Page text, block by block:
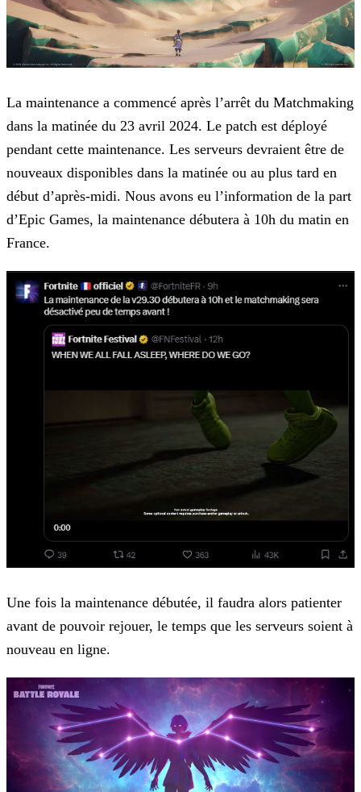
La maintenance a commencé après l’arrêt du Matchmaking
dans la matinée du 23 avril 2024. Le patch est déployé
pendant cette maintenance. Les serveurs devraient être de
nouveaux disponibles dans la matinée ou au plus tard en
début d’après-midi. Nous avons eu l’information de la part
d’Epic Games, la maintenance débutera à 10h du matin en
France.
Une fois la maintenance débutée, il faudra alors patienter
avant de pouvoir rejouer, le temps que les serveurs soient à
nouveau en ligne.